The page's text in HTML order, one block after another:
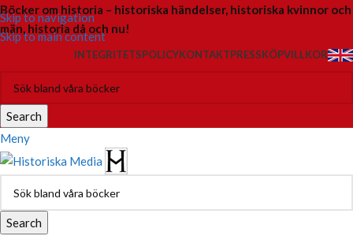
Skip to navigation
Skip to main content
Böcker om historia – historiska händelser, historiska kvinnor och
män, historia då och nu!
INTEGRITETSPOLICYKONTAKTPRESSKÖPVILLKOR
Search
Meny
Search